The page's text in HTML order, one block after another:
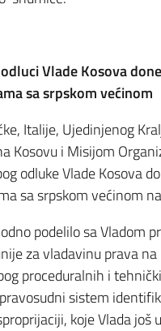
Vlade Kosova
sa srpskom većinom
Italije, Ujedinjenog
Kosovu i Misijom
odluke Vlade Kosova
sa srpskom većinom
podelilo sa Vladom
za vladavinu prava
proceduralnih i
sistem
koje Vlada još